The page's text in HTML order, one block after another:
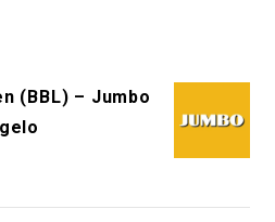
(BBL) – Jumbo